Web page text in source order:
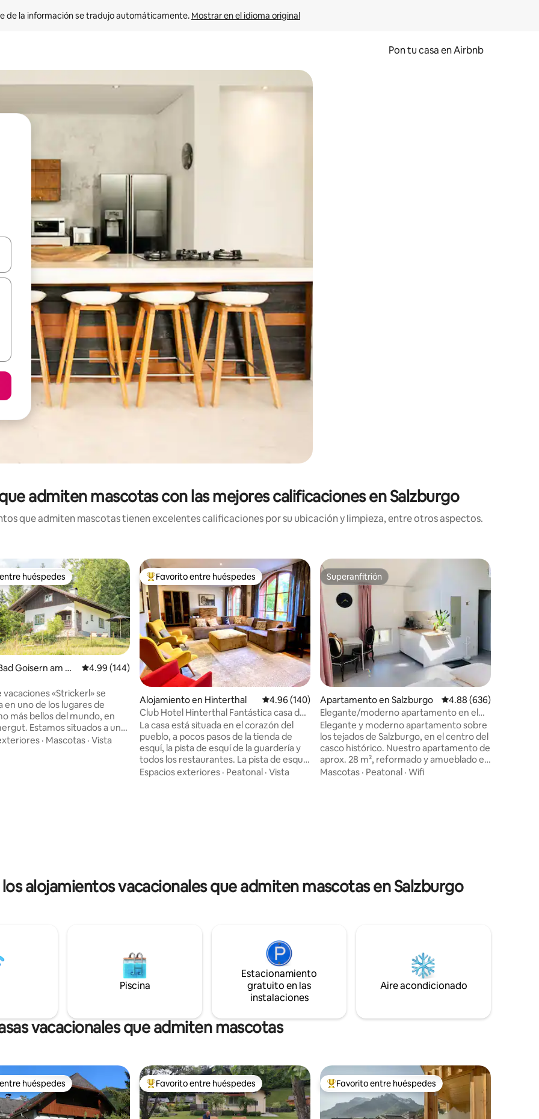
de la información se tradujo automáticamente. Mostrar en el idioma original
Pon tu casa en Airbnb
las teclas de flecha hacia arriba y hacia abajo o explora con el tacto o desliza el dedo.
admiten mascotas con las mejores calificaciones en Salzburgo
que admiten mascotas tienen excelentes calificaciones por su ubicación y limpieza, entre otros aspectos.
de 5, 111 reseñas
huéspedes
huéspedes
Goisern am Ha
Calificación promedio: 4.99 de 5, 144 reseñas
4.99 (144)
vacaciones «Strickerl» se
en uno de los lugares de
más bellos del mundo, en
situados a una
880 metros, lo que
· Mascotas · Vista
Favorito entre huéspedes preferido
Favorito entre huéspedes
Alojamiento en Hinterthal Calificación promedio: 4.96 de 5, 140 reseñas
4.96 (140)
Club Hotel Hinterthal Fantástica casa de
vacaciones
La casa está situada en el corazón del
pueblo, a pocos pasos de la tienda de
esquí, la pista de esquí de la guardería y
todos los restaurantes. La pista de esquí
principal está a solo cinco minutos a pie
Espacios exteriores · Peatonal · Vista
Superanfitrión
Superanfitrión
Apartamento en Salzburgo Calificación promedio:
4.88 (636)
Elegante/moderno apartamento en el
casco antiguo
Elegante y moderno apartamento sobre
los tejados de Salzburgo, en el centro del
casco histórico. Nuestro apartamento de
aprox. 28 m², reformado y amueblado en
2018, dispone de una sala de
Mascotas · Peatonal · Wifi
alojamientos vacacionales que admiten mascotas en Salzburgo
Piscina
Estacionamiento
gratuito en las
instalaciones
Aire acondicionado
vacacionales que admiten mascotas
huéspedes
huéspedes Favorito entre huéspedes preferido
Favorito entre huéspedes Favorito entre huéspedes preferido
Favorito entre huéspedes